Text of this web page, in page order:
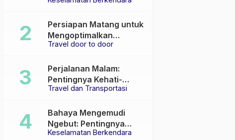
Travel door to door
Persiapan Matang untuk
Mengoptimalkan
Pengalaman Travel
Travel dan Transportasi
Perjalanan Malam:
Pentingnya Kehati-
hatian dan Pemilihan
Keselamatan Berkendara
Bahaya Mengemudi
Ngebut: Pentingnya
Keselamatan di Jalan